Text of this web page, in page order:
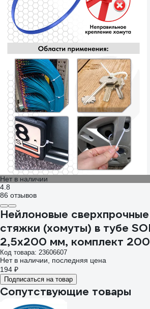
Нет в наличии
4.8
86 отзывов
Нейлоновые
стяжки (хомуты) в тубе
2,5x200 мм, комплект
Код товара: 23606607
Нет в наличии, последняя цена
194 ₽
Подписаться на товар
Сопутствующие товары